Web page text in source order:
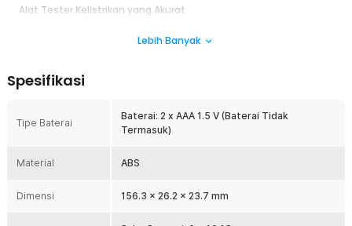
Alat Tester Kelistrikan yang Akurat
listrik yang ingin dicek. Tester ini sangat aman digunakan karena
dan tidak menghantarkan listrik untuk menjamin keamanan saat
Indikator Tegangan
Alat dari ANENG dilengkapi dengan indikator yang akan
otomatis jika tidak terdeteksi aliran listrik selama 5 menit sehingga
Mudah Digunakan
Lebih Banyak
Spesifikasi
Tipe Baterai
Baterai: 2 x AAA 1.5 V (Baterai Tidak
Termasuk)
Material ABS
Dimensi 156.3 x 26.2 x 23.7 mm